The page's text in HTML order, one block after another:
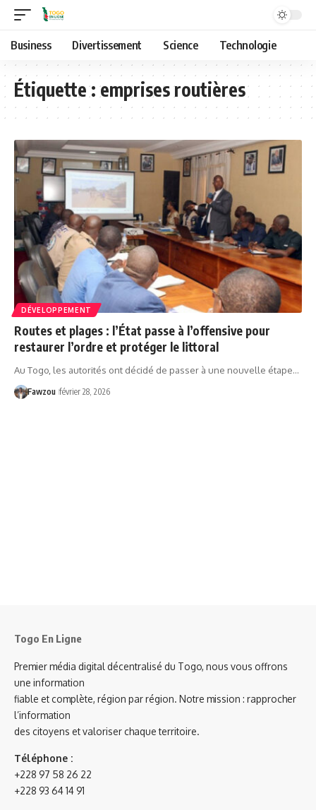
Business Divertissement Science Technologie
Étiquette :emprises routières
DÉVELOPPEMENT
Routes et plages : l’État passe à l’offensive pour
restaurer l’ordre et protéger le littoral
Au Togo, les autorités ont décidé de passer à une nouvelle étape…
Fawzou février 28, 2026
Togo En Ligne
Premier média digital décentralisé du Togo, nous vous offrons
une information
fiable et complète, région par région. Notre mission : rapprocher
l’information
des citoyens et valoriser chaque territoire.
Téléphone :
+228 97 58 26 22
+228 93 64 14 91